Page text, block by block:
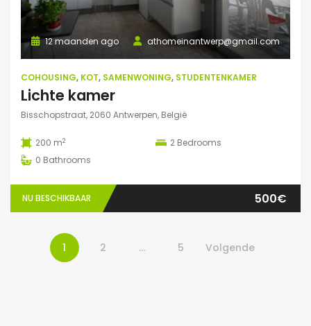
athomeinantwerp@gmail.com
12 maanden ago
COHOUSING, KOT, SAMENWONING, STUDENTENKAMER
Lichte kamer
Bisschopstraat, 2060 Antwerpen, België
200 m2 2 Bedrooms
0 Bathrooms
NU BESCHIKBAAR 500€
1 2 … 5 Volgende